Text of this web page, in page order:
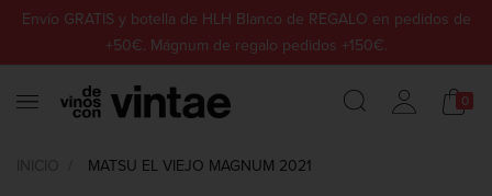
Envío GRATIS y botella de HLH Blanco de REGALO en pedidos de
+50€. Mágnum de regalo pedidos +150€.
0
MATSU EL VIEJO MAGNUM 2021